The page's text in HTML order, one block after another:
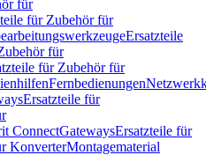
für
für Zubehör für
Ersatzteile
für
für Zubehör für
Fernbedienungen
Ersatzteile für
ConnectGatewaysErsatzteile für
KonverterMontagematerial